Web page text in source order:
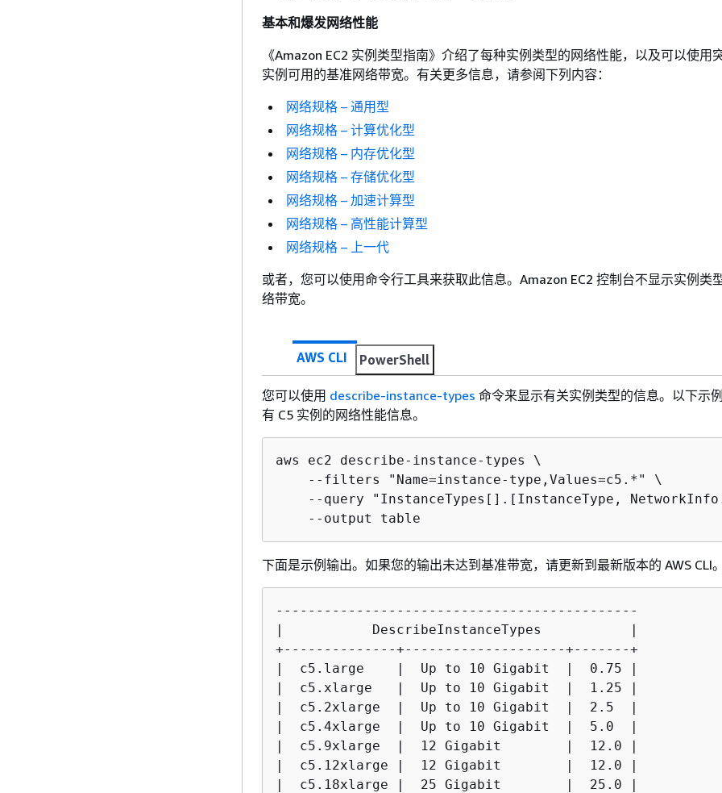
基本和爆发网络性能
《Amazon EC2 实例类型指南》 介绍了每种实例类型的网络性能，以及可以使用
实例可用的基准网络带宽。有关更多信息，请参阅下列内容：
网络规格 – 通用型
网络规格 – 计算优化型
网络规格 – 内存优化型
网络规格 – 存储优化型
网络规格 – 加速计算型
网络规格 – 高性能计算型
网络规格 – 上一代
或者，您可以使用命令行工具来获取此信息。Amazon EC2 控制台不显示实例类
络带宽。
AWS CLI PowerShell
您可以使用 describe-instance-types 命令来显示有关实例类型的信息。以下示
有 C5 实例的网络性能信息。
aws ec2 describe-instance-types \
    --filters "Name=instance-type,Values=c5.*" \
--query "InstanceTypes[].[InstanceType,
    --output table
下面是示例输出。如果您的输出未达到基准带宽，请更新到最新版本的 AWS CLI
---------------------------------------------
|           DescribeInstanceTypes           |
+--------------+--------------------+-------+
|  c5.large    |  Up to 10 Gigabit  |  0.75 |
|  c5.xlarge   |  Up to 10 Gigabit  |  1.25 |
|  c5.2xlarge  |  Up to 10 Gigabit  |  2.5  |
|  c5.4xlarge  |  Up to 10 Gigabit  |  5.0  |
|  c5.9xlarge  |  12 Gigabit        |  12.0 |
|  c5.12xlarge |  12 Gigabit        |  12.0 |
|  c5.18xlarge |  25 Gigabit        |  25.0 |